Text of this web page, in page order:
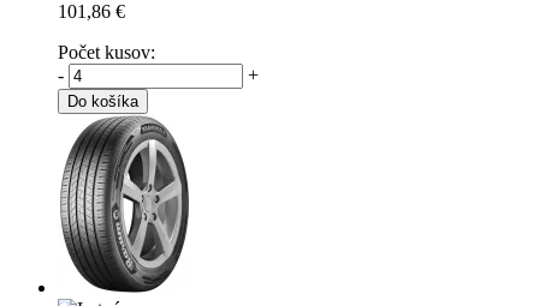
101,86 €
Počet kusov:
-
+
Do košíka